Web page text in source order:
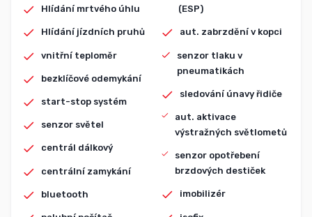
Hlídání mrtvého úhlu
Hlídání jízdních pruhů
vnitřní teploměr
bezklíčové odemykání
start-stop systém
senzor světel
centrál dálkový
centrální zamykání
bluetooth
(ESP)
aut. zabrzdění v kopci
senzor tlaku v
pneumatikách
sledování únavy řidiče
aut. aktivace
výstražných světlometů
senzor opotřebení
brzdových destiček
imobilizér